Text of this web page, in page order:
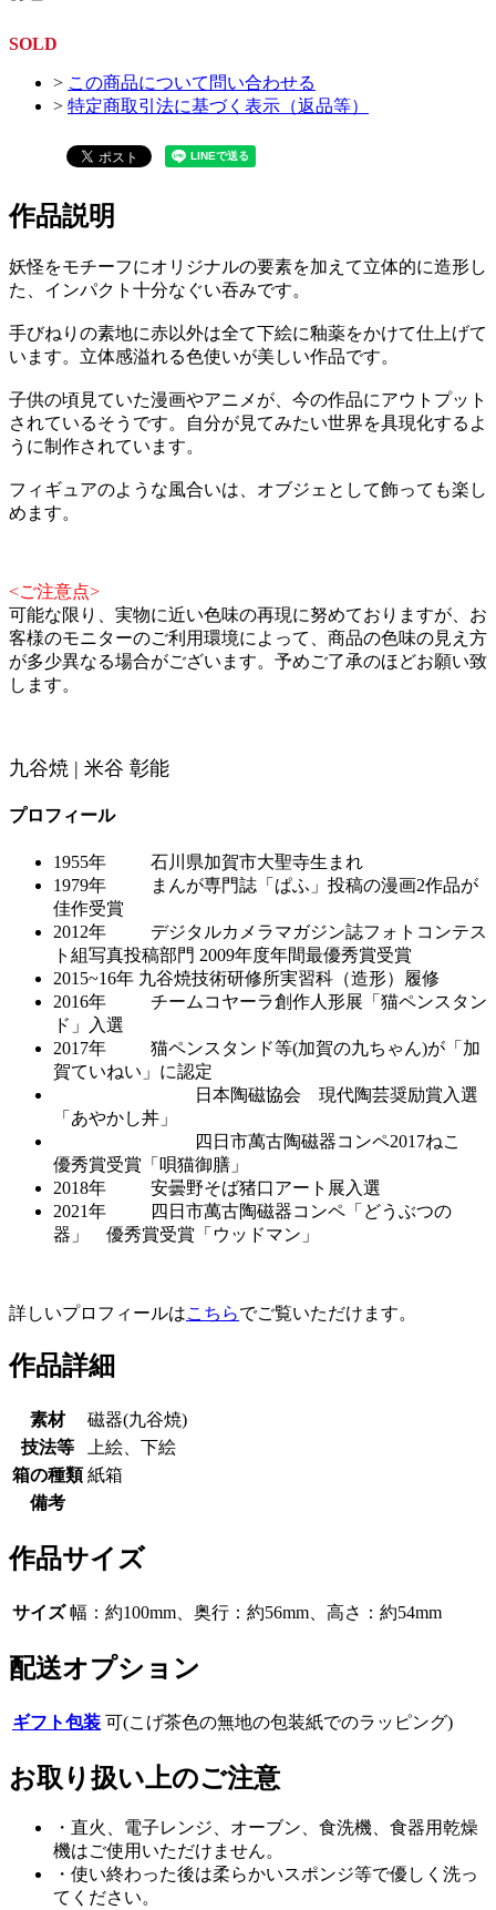
SOLD
> この商品について問い合わせる
> 特定商取引法に基づく表示（返品等）
作品説明
妖怪をモチーフにオリジナルの要素を加えて立体的に造形し
た、インパクト十分なぐい吞みです。
手びねりの素地に赤以外は全て下絵に釉薬をかけて仕上げて
います。立体感溢れる色使いが美しい作品です。
子供の頃見ていた漫画やアニメが、今の作品にアウトプット
されているそうです。自分が見てみたい世界を具現化するよ
うに制作されています。
フィギュアのような風合いは、オブジェとして飾っても楽し
めます。
<ご注意点>
可能な限り、実物に近い色味の再現に努めておりますが、お
客様のモニターのご利用環境によって、商品の色味の見え方
が多少異なる場合がございます。予めご了承のほどお願い致
します。
九谷焼 | 米谷 彰能
プロフィール
1955年 石川県加賀市大聖寺生まれ
1979年 まんが専門誌「ぱふ」投稿の漫画2作品が
佳作受賞
2012年 デジタルカメラマガジン誌フォトコンテス
ト組写真投稿部門 2009年度年間最優秀賞受賞
2015~16年 九谷焼技術研修所実習科（造形）履修
2016年 チームコヤーラ創作人形展「猫ペンスタン
ド」入選
2017年 猫ペンスタンド等(加賀の九ちゃん)が「加
賀ていねい」に認定
日本陶磁協会 現代陶芸奨励賞入選
「あやかし丼」
四日市萬古陶磁器コンペ2017ねこ
優秀賞受賞「唄猫御膳」
2018年 安曇野そば猪口アート展入選
2021年 四日市萬古陶磁器コンペ「どうぶつの
器」 優秀賞受賞「ウッドマン」
詳しいプロフィールはこちらでご覧いただけます。
作品詳細
素材
磁器(九谷焼)
技法等
上絵、下絵
箱の種類 紙箱
備考
作品サイズ
サイズ 幅：約100mm、奥行：約56mm、高さ：約54mm
配送オプション
ギフト包装 可(こげ茶色の無地の包装紙でのラッピング)
お取り扱い上のご注意
・直火、電子レンジ、オーブン、食洗機、食器用乾燥
機はご使用いただけません。
・使い終わった後は柔らかいスポンジ等で優しく洗っ
てください。